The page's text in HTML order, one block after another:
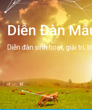
Diễn Đàn
Diễn đàn sinh hoạt, giải trí,